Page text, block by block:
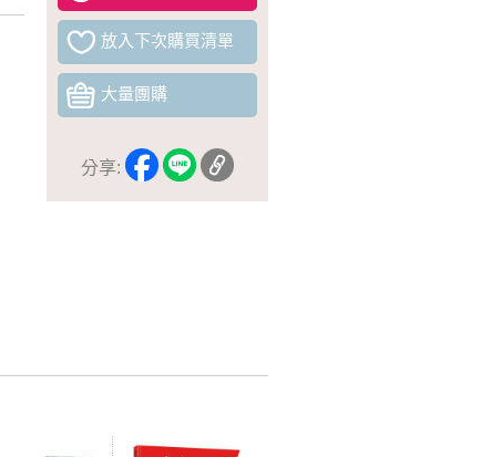
放入下次購買清單
大量團購
分享: